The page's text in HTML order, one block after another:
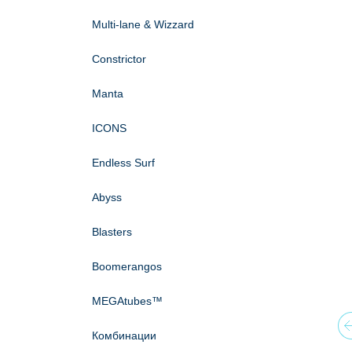
Multi-lane & Wizzard
Constrictor
Мanta
ICONS
Endless Surf
Abyss
Blasters
Boomerangos
MEGAtubes™
Комбинации